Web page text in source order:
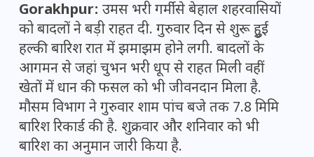
Gorakhpur: उमस भरी गर्मी से बेहाल शहरवासियों
को बादलों ने बड़ी राहत दी. गुरुवार दिन से शुरू हुुई
हल्की बारिश रात में झमाझम होने लगी. बादलों के
आगमन से जहां चुभन भरी धूप से राहत मिली वहीं
खेतों में धान की फसल को भी जीवनदान मिला है.
मौसम विभाग ने गुरुवार शाम पांच बजे तक 7.8 मिमि
बारिश रिकार्ड की है. शुक्रवार और शनिवार को भी
बारिश का अनुमान जारी किया है.